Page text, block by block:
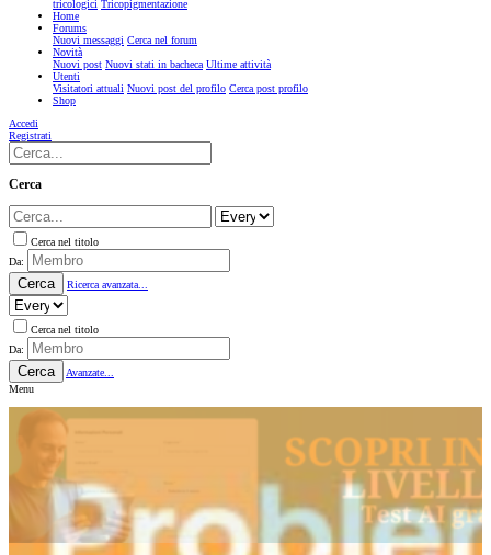
tricologici Tricopigmentazione
Home
Forums
Nuovi messaggi Cerca nel forum
Novità
Nuovi post Nuovi stati in bacheca Ultime attività
Utenti
Visitatori attuali Nuovi post del profilo Cerca post profilo
Shop
Accedi
Registrati
Cerca
Cerca nel titolo
Da:
Cerca Ricerca avanzata...
Cerca nel titolo
Da:
Cerca
Avanzate...
Menu